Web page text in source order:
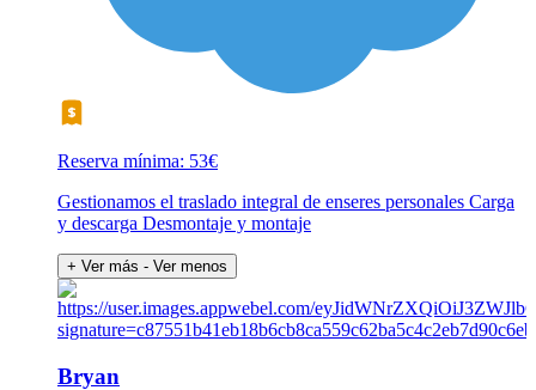
Reserva mínima: 53€
Gestionamos el traslado integral de enseres personales Carga
y descarga Desmontaje y montaje
+ Ver más - Ver menos
Bryan